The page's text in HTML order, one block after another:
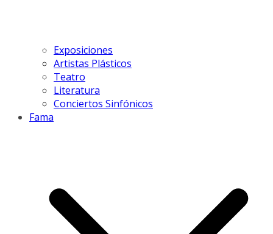
Exposiciones
Artistas Plásticos
Teatro
Literatura
Conciertos Sinfónicos
Fama